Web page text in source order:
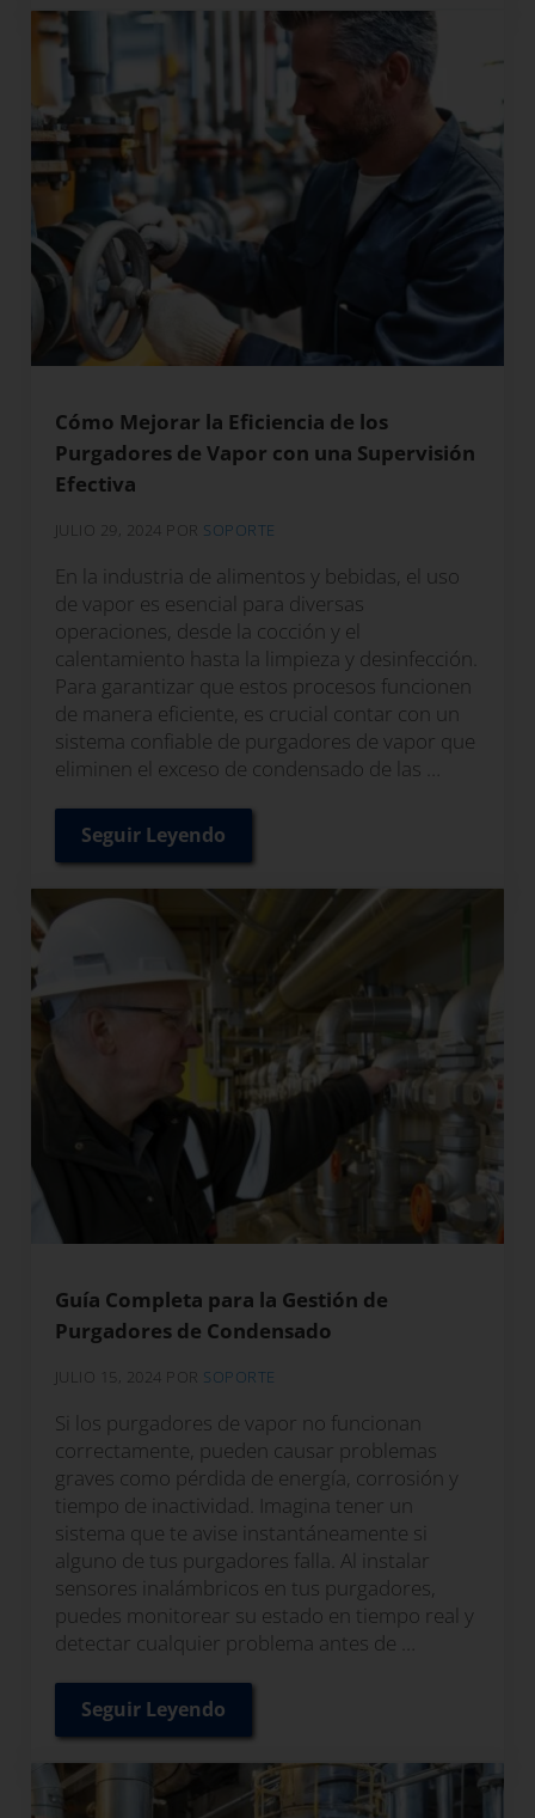
Cómo Mejorar la Eficiencia de los
Purgadores de Vapor con una Supervisión
Efectiva
JULIO 29, 2024 POR SOPORTE
En la industria de alimentos y bebidas, el uso
de vapor es esencial para diversas
operaciones, desde la cocción y el
calentamiento hasta la limpieza y desinfección.
Para garantizar que estos procesos funcionen
de manera eficiente, es crucial contar con un
sistema confiable de purgadores de vapor que
eliminen el exceso de condensado de las …
Seguir LeyendoCómo Mejorar la Eficiencia de los
Guía Completa para la Gestión de
Purgadores de Condensado
JULIO 15, 2024 POR SOPORTE
Si los purgadores de vapor no funcionan
correctamente, pueden causar problemas
graves como pérdida de energía, corrosión y
tiempo de inactividad. Imagina tener un
sistema que te avise instantáneamente si
alguno de tus purgadores falla. Al instalar
sensores inalámbricos en tus purgadores,
puedes monitorear su estado en tiempo real y
detectar cualquier problema antes de …
Seguir LeyendoGuía Completa para la Gestión de